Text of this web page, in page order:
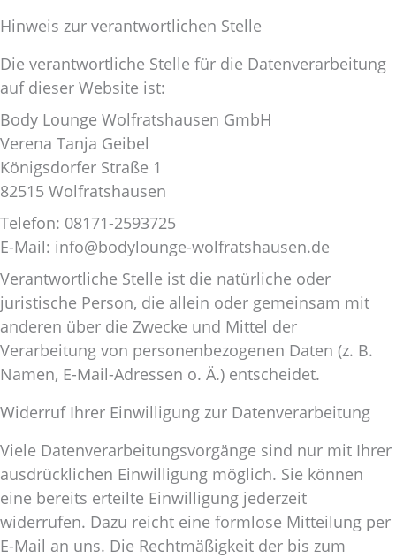
Hinweis zur verantwortlichen Stelle
Die verantwortliche Stelle für die Datenverarbeitung
auf dieser Website ist:
Body Lounge Wolfratshausen GmbH
Verena Tanja Geibel
Königsdorfer Straße 1
82515 Wolfratshausen
Telefon: 08171-2593725
E-Mail: info@bodylounge-wolfratshausen.de
Verantwortliche Stelle ist die natürliche oder
juristische Person, die allein oder gemeinsam mit
anderen über die Zwecke und Mittel der
Verarbeitung von personenbezogenen Daten (z. B.
Namen, E-Mail-Adressen o. Ä.) entscheidet.
Widerruf Ihrer Einwilligung zur Datenverarbeitung
Viele Datenverarbeitungsvorgänge sind nur mit Ihrer
ausdrücklichen Einwilligung möglich. Sie können
eine bereits erteilte Einwilligung jederzeit
widerrufen. Dazu reicht eine formlose Mitteilung per
E-Mail an uns. Die Rechtmäßigkeit der bis zum